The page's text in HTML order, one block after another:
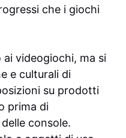
che i giochi
ai videogiochi, ma si
e culturali di
su prodotti
prima di
console.